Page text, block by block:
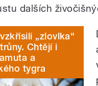
dalších
„zlovlka“
Chtějí i
a
tygra